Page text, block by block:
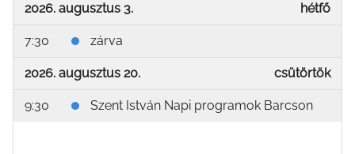
2026. augusztus 3. hétfő
7:30 zárva
2026. augusztus 20. csütörtök
9:30 Szent István Napi programok Barcson